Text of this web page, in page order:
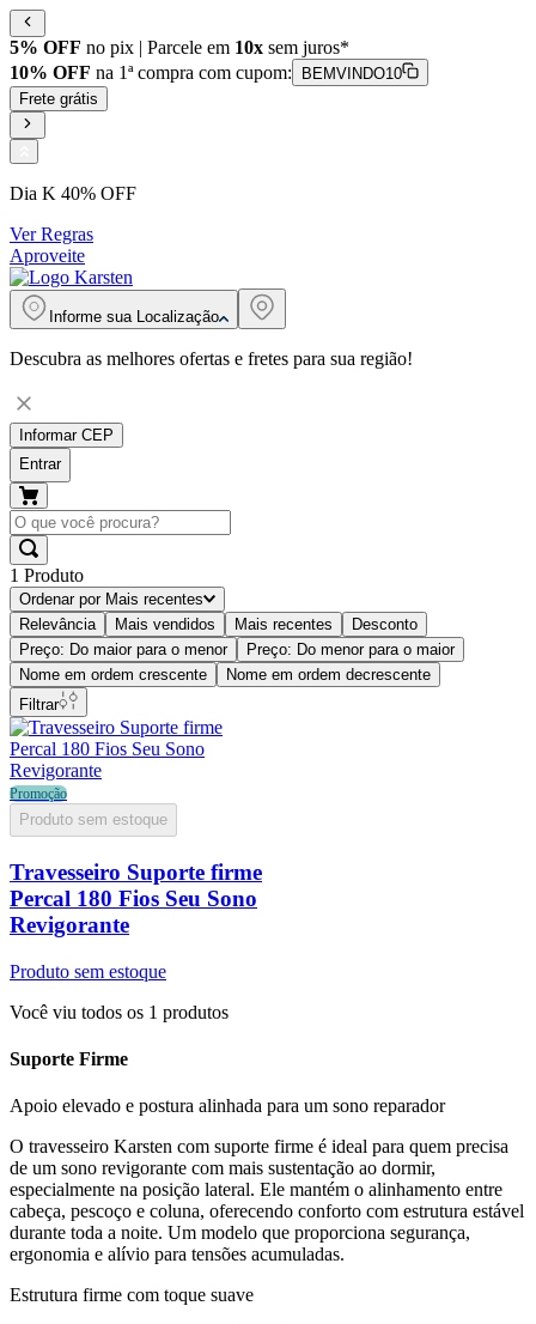
5% OFF no pix | Parcele em 10x sem juros*
10% OFF na 1ª compra com cupom:
BEMVINDO10
Frete grátis
Dia K 40% OFF
Ver Regras
Aproveite
Informe sua Localização
Descubra as melhores ofertas e fretes para sua região!
Informar CEP
Entrar
1 Produto
Ordenar por Mais recentes
Relevância
Mais vendidos Mais recentes
Desconto
Preço: Do maior para o menor
Preço: Do menor para o maior
Nome em ordem crescente
Nome em ordem decrescente
Filtrar
Promoção
Produto sem estoque
Travesseiro Suporte firme
Percal 180 Fios Seu Sono
Revigorante
Produto sem estoque
Você viu todos os 1 produtos
Suporte Firme
Apoio elevado e postura alinhada para um sono reparador
O travesseiro Karsten com suporte firme é ideal para quem precisa
de um sono revigorante com mais sustentação ao dormir,
especialmente na posição lateral. Ele mantém o alinhamento entre
cabeça, pescoço e coluna, oferecendo conforto com estrutura estável
durante toda a noite. Um modelo que proporciona segurança,
ergonomia e alívio para tensões acumuladas.
Estrutura firme com toque suave